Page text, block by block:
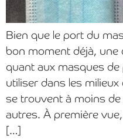
Bien que le port du
bon moment déjà,
quant aux masques
utiliser dans les
se trouvent à moins
autres. À première
[…]